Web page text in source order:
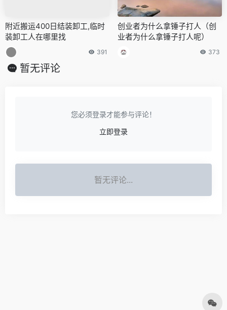
附近搬运400日结装卸工,临时
装卸工人在哪里找
391
创业者为什么拿锤子打人（创
业者为什么拿锤子打人呢）
373
暂无评论
您必须登录才能参与评论！
立即登录
暂无评论...